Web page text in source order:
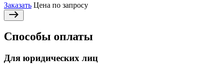
Заказать Цена по запросу
Способы оплаты
Для юридических лиц